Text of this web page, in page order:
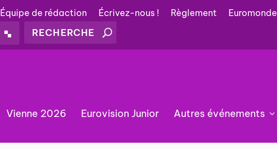
Équipe de rédaction Écrivez-nous ! Règlement Euromonde
Vienne 2026 Eurovision Junior Autres événements